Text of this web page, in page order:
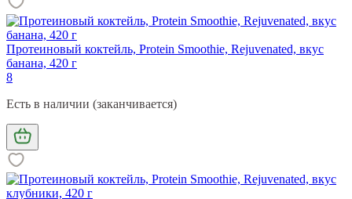
Протеиновый коктейль, Protein Smoothie, Rejuvenated, вкус
банана, 420 г
8
Есть в наличии (заканчивается)